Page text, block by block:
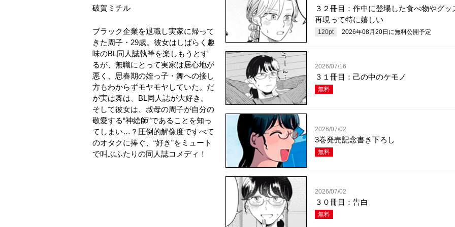
破賀ミチル
ブラック企業を退職し実家に帰って
きた周子・29歳。彼女はしばらく趣
味のBL同人誌執筆を楽しもうとす
るが、無職にとって実家は居心地が
悪く、思春期の姪っ子・舞への接し
方もわからずモヤモヤしていた。だ
が実は舞は、BL同人誌が大好き。
そして彼女は、叔母の周子が自分の
敬愛する“神絵師”であることを知っ
てしまい…？圧倒的解像度ですべて
のオタクに捧ぐ、“好き”をミュート
で叫ぶふたりの同人誌コメディ！
３２冊目：作中に登場した食べ物やグッ
再現って特に嬉しい
120pt 2026年08月20日 に無料公開予定
2026/07/16
３１冊目：己の中のケモノ
無料
2026/07/02
3巻発売記念書き下ろし
無料
2026/07/02
３０冊目：告白
無料